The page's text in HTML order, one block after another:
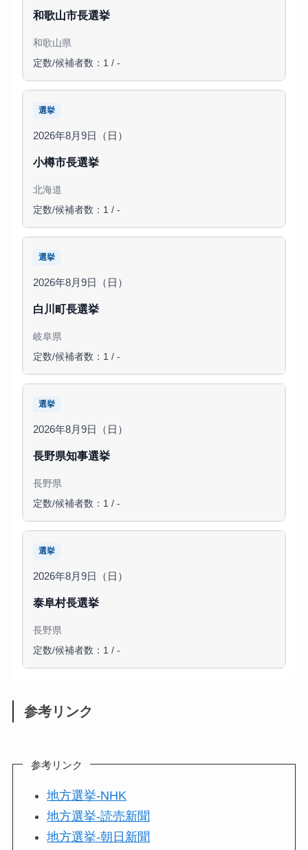
和歌山市長選挙
和歌山県
定数/候補者数：1 / -
選挙
2026年8月9日（日）
小樽市長選挙
北海道
定数/候補者数：1 / -
選挙
2026年8月9日（日）
白川町長選挙
岐阜県
定数/候補者数：1 / -
選挙
2026年8月9日（日）
長野県知事選挙
長野県
定数/候補者数：1 / -
選挙
2026年8月9日（日）
泰阜村長選挙
長野県
定数/候補者数：1 / -
参考リンク
参考リンク
地方選挙-NHK
地方選挙-読売新聞
地方選挙-朝日新聞